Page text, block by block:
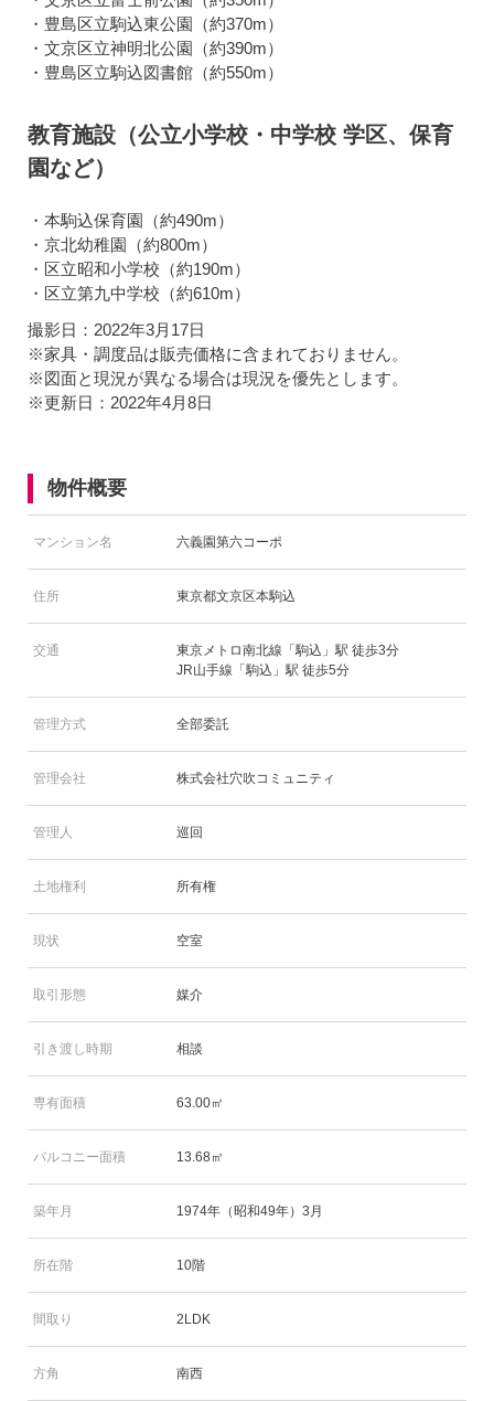
・豊島区立駒込東公園（約370m）
・文京区立神明北公園（約390m）
・豊島区立駒込図書館（約550m）
教育施設（公立小学校・中学校 学区、保育
園など）
・本駒込保育園（約490m）
・京北幼稚園（約800m）
・区立昭和小学校（約190m）
・区立第九中学校（約610m）
撮影日：2022年3月17日
※家具・調度品は販売価格に含まれておりません。
※図面と現況が異なる場合は現況を優先とします。
※更新日：2022年4月8日
物件概要
マンション名 六義園第六コーポ
住所 東京都文京区本駒込
交通
東京メトロ南北線「駒込」駅 徒歩3分
JR山手線「駒込」駅 徒歩5分
管理方式 全部委託
管理会社 株式会社穴吹コミュニティ
管理人 巡回
土地権利 所有権
現状 空室
取引形態 媒介
引き渡し時期 相談
専有面積 63.00㎡
バルコニー面積 13.68㎡
築年月 1974年（昭和49年）3月
所在階 10階
間取り 2LDK
方角 南西